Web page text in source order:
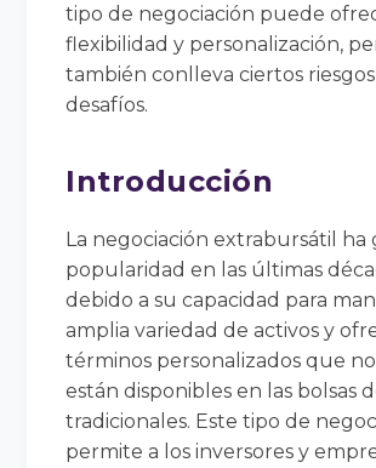
tipo de negociación puede
flexibilidad y personalización,
también conlleva ciertos
desafíos.
Introducción
La negociación extrabursátil ha
popularidad en las últimas
debido a su capacidad para
amplia variedad de activos y
términos personalizados que
están disponibles en las bolsas
tradicionales. Este tipo de
permite a los inversores y